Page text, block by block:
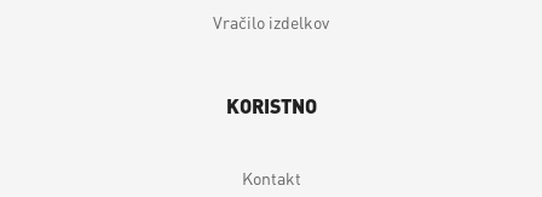
Vračilo izdelkov
KORISTNO
Kontakt